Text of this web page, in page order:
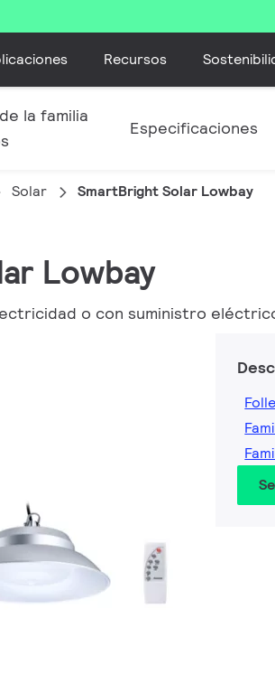
Recursos
la familia
Especificaciones
Solar SmartBright Solar Lowbay
Lowbay
o con suministro